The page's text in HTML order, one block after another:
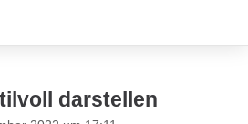
darstellen